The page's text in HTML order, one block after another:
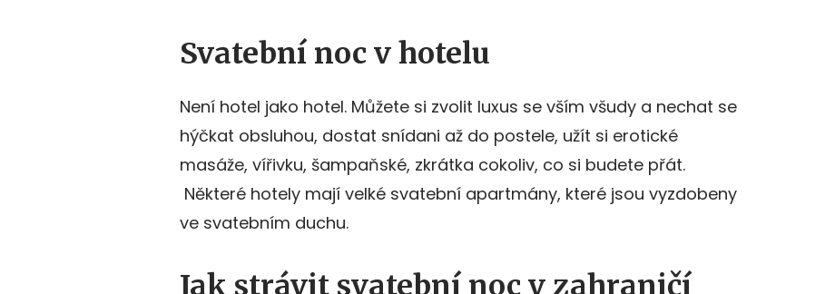
Svatební noc v hotelu
Není hotel jako hotel. Můžete si zvolit luxus se vším všudy a nechat se
hýčkat obsluhou, dostat snídani až do postele, užít si erotické
masáže, vířivku, šampaňské, zkrátka cokoliv, co si budete přát.
Některé hotely mají velké svatební apartmány, které jsou vyzdobeny
ve svatebním duchu.
Jak strávit svatební noc v zahraničí